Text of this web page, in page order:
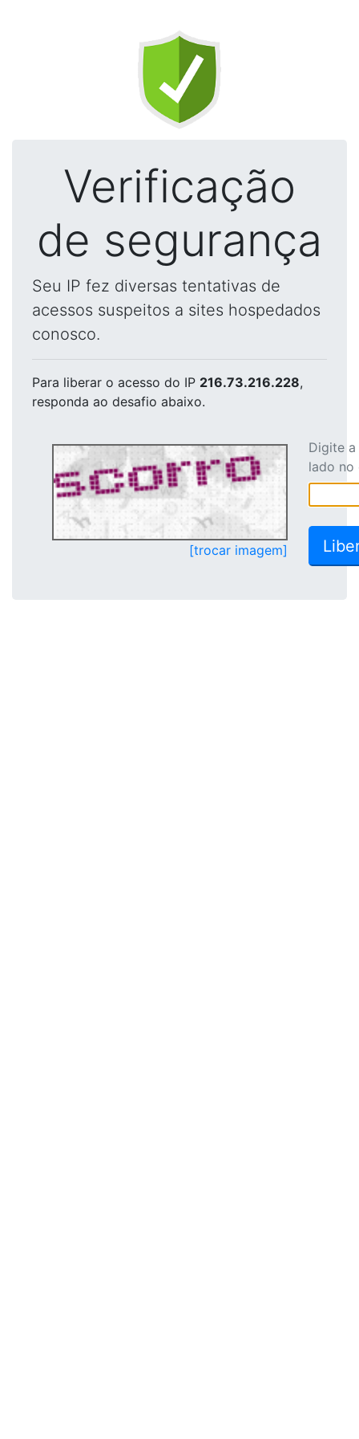
Verificação
de segurança
Seu IP fez diversas tentativas de
acessos suspeitos a sites hospedados
conosco.
Para liberar o acesso do IP 216.73.216.228,
responda ao desafio abaixo.
[trocar imagem]
Digite
lado no